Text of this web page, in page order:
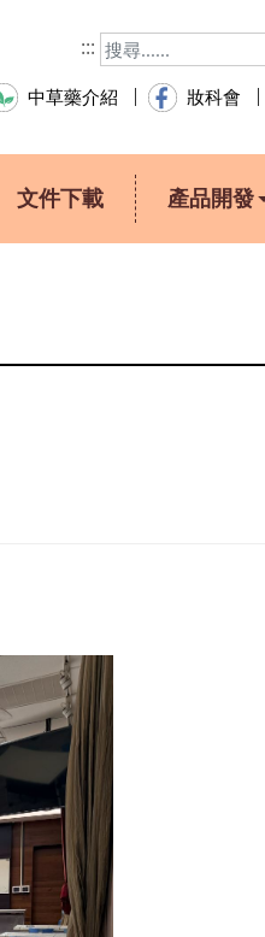
:::
中草藥介紹 妝科會
文件下載 產品開發